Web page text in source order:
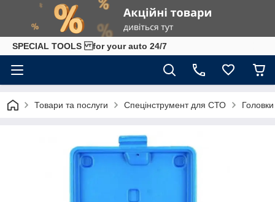
SPECIAL TOOLS for your auto 24/7
Товари та послуги Спецінструмент для СТО